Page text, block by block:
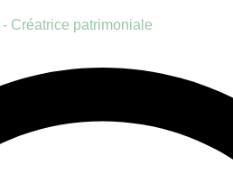
- Créatrice patrimoniale